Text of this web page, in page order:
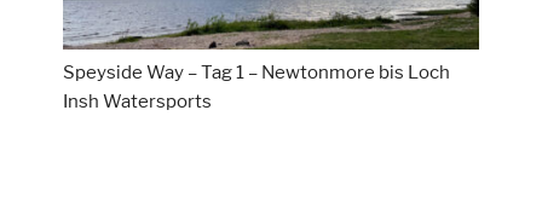
Speyside Way – Tag 1 – Newtonmore bis Loch
Insh Watersports